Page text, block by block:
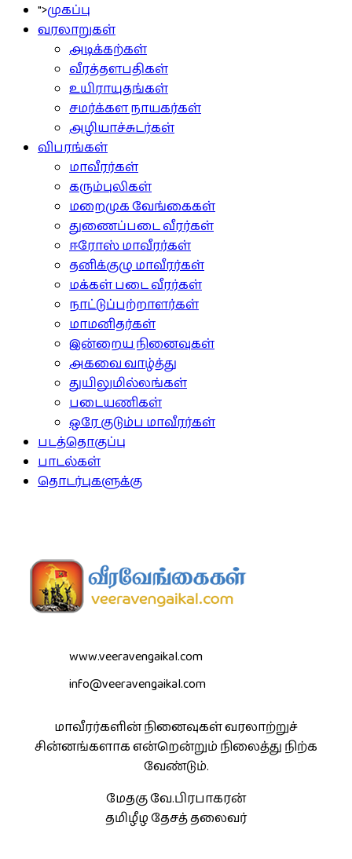
">முகப்பு
வரலாறுகள்
அடிக்கற்கள்
வீரத்தளபதிகள்
உயிராயுதங்கள்
சமர்க்கள நாயகர்கள்
அழியாச்சுடர்கள்
விபரங்கள்
மாவீரர்கள்
கரும்புலிகள்
மறைமுக வேங்கைகள்
துணைப்படை வீரர்கள்
ஈரோஸ் மாவீரர்கள்
தனிக்குழு மாவீரர்கள்
மக்கள் படை வீரர்கள்
நாட்டுப்பற்றாளர்கள்
மாமனிதர்கள்
இன்றைய நினைவுகள்
அகவை வாழ்த்து
துயிலுமில்லங்கள்
படையணிகள்
ஒரே குடும்ப மாவீரர்கள்
படத்தொகுப்பு
பாடல்கள்
தொடர்புகளுக்கு
www.veeravengaikal.com
info@veeravengaikal.com
மாவீரர்களின் நினைவுகள் வரலாற்றுச்
சின்னங்களாக என்றென்றும் நிலைத்து நிற்க
வேண்டும்.
மேதகு வே.பிரபாகரன்
தமிழீழ தேசத் தலைவர்